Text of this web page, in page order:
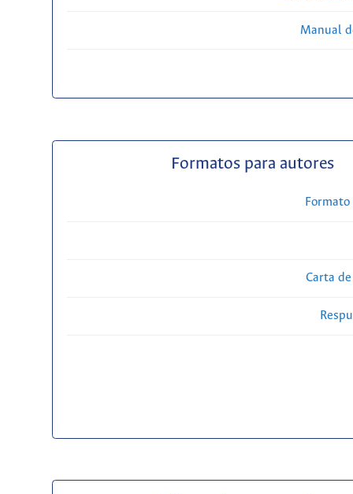
Manual
Formatos para autores
Carta